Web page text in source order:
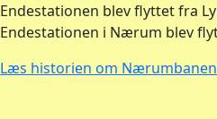
Endestationen blev flyttet fra
Endestationen i Nærum blev
Læs historien om